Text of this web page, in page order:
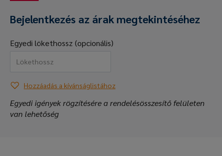
Bejelentkezés az árak megtekintéséhez
Egyedi lökethossz (opcionális)
Hozzáadás a kívánságlistához
Egyedi igények rögzítésére a rendelésösszesítő felületen
van lehetőség